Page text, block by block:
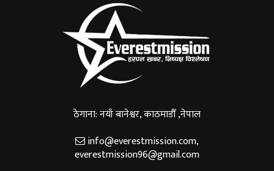
ठेगाना: नयाँ बानेश्वर, काठमाडौँ ,नेपाल
info@everestmission.com,
everestmission96@gmail.com